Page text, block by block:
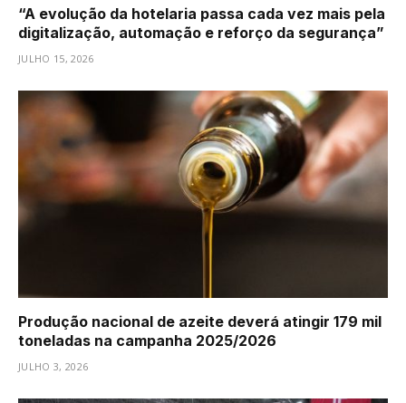
“A evolução da hotelaria passa cada vez mais pela
digitalização, automação e reforço da segurança”
JULHO 15, 2026
Produção nacional de azeite deverá atingir 179 mil
toneladas na campanha 2025/2026
JULHO 3, 2026